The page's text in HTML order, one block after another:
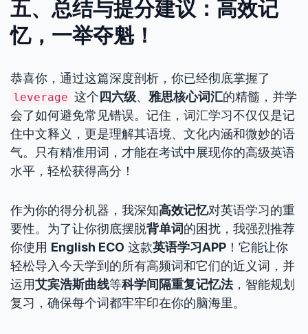
五、总结与提分建议：高效记
忆，一举夺魁！
恭喜你，通过这篇深度剖析，你已经彻底掌握了
leverage 这个 四六级、 雅思核心词汇的精髓，并学
会了如何避免常见错误。记住，词汇学习不仅仅是记
住中文释义，更是理解其语境、文化内涵和微妙的语
气。只有精准用词，才能在考试中展现你的高级英语
水平，轻松获得高分！
作为你的得分机器，我深知高效记忆对英语学习的重
要性。为了让你彻底摆脱背单词的困扰，我强烈推荐
你使用 English ECO 这款英语学习APP ！它能让你
轻松导入今天学到的所有高频词和它们的近义词，并
运用艾宾浩斯曲线等科学间隔重复记忆法，智能规划
复习，确保每个词都牢牢印在你的脑海里。